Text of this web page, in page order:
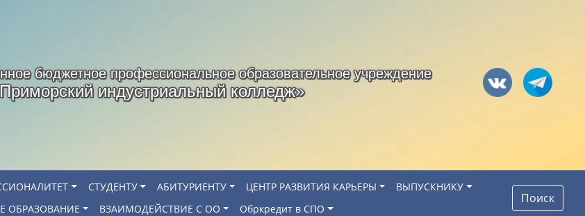
бюджетное профессиональное образовательное учреждение
индустриальный колледж»
СТУДЕНТУ АБИТУРИЕНТУ ЦЕНТР РАЗВИТИЯ КАРЬЕРЫ
ВЫПУСКНИКУ
ОБРАЗОВАНИЕ ВЗАИМОДЕЙСТВИЕ С ОО Обркредит в СПО
Поиск